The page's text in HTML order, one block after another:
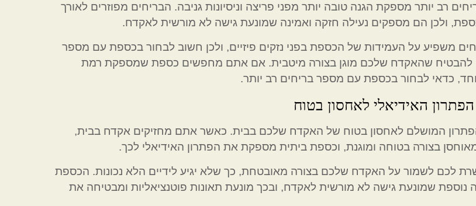
רב יותר מספקת הגנה טובה יותר מפני פריצה וניסיונות גניבה. הבריחים מפוזרים לאורך
ולכן הם מספקים נעילה חזקה ואמינה שמונעת גישה לא מורשית לאקדח.
משפיע על העמידות של הכספת בפני נזקים פיזיים, ולכן חשוב לבחור בכספת עם מספר
להבטיח שהאקדח שלכם מוגן בצורה מיטבית. אם אתם מחפשים כספת שמספקת רמת
כדאי לבחור בכספת עם מספר בריחים רב יותר.
האידיאלי לאחסון בטוח
המושלם לאחסון בטוח של האקדח שלכם בבית. כאשר אתם מחזיקים אקדח בבית,
בצורה בטוחה ומוגנת, וכספת ביתית מספקת את הפתרון האידיאלי לכך.
לכם לשמור על האקדח שלכם בצורה מאובטחת, כך שלא יגיע לידיים הלא נכונות. הכספת
שמונעת גישה לא מורשית לאקדח, ובכך מונעת תאונות פוטנציאליות ומבטיחה את